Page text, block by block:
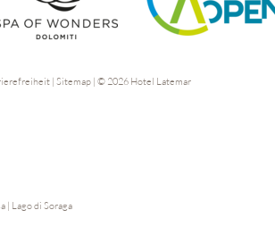
| Sitemap | © 2026 Hotel Latemar
| Lago di Soraga